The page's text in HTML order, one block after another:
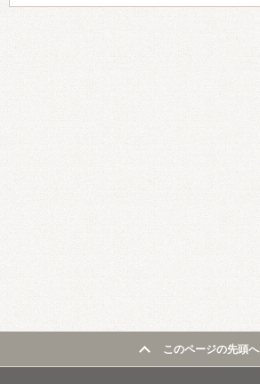
このページの先頭へ